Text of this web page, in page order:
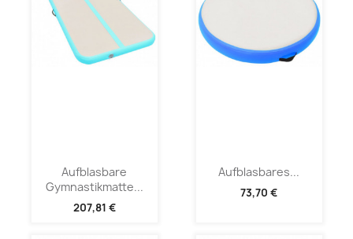
Aufblasbare
Gymnastikmatte...
207,81 €
Aufblasbares...
73,70 €